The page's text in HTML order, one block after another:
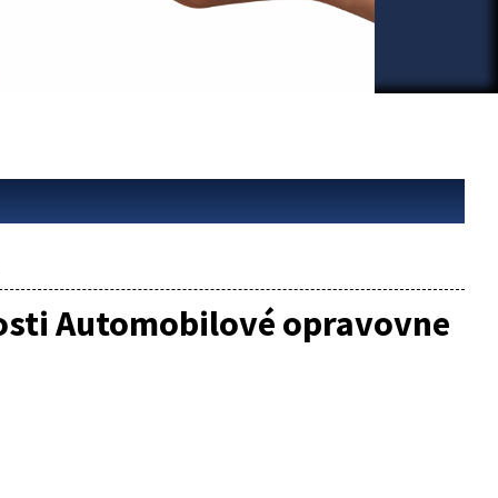
Automobilové opravovne